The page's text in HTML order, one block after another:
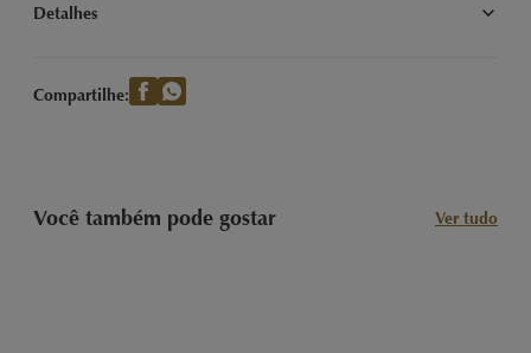
Detalhes
Lindt. Chocolate amargo que derrete na boca, perfeito para os
Compartilhe:
Você também pode gostar Ver tudo